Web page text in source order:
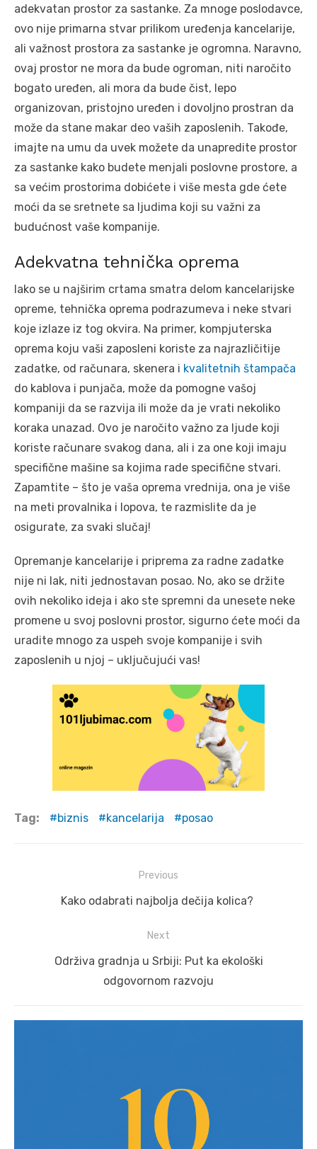
adekvatan prostor za sastanke. Za mnoge poslodavce,
ovo nije primarna stvar prilikom uređenja kancelarije,
ali važnost prostora za sastanke je ogromna. Naravno,
ovaj prostor ne mora da bude ogroman, niti naročito
bogato uređen, ali mora da bude čist, lepo
organizovan, pristojno uređen i dovoljno prostran da
može da stane makar deo vaših zaposlenih. Takođe,
imajte na umu da uvek možete da unapredite prostor
za sastanke kako budete menjali poslovne prostore, a
sa većim prostorima dobićete i više mesta gde ćete
moći da se sretnete sa ljudima koji su važni za
budućnost vaše kompanije.
Adekvatna tehnička oprema
Iako se u najširim crtama smatra delom kancelarijske
opreme, tehnička oprema podrazumeva i neke stvari
koje izlaze iz tog okvira. Na primer, kompjuterska
oprema koju vaši zaposleni koriste za najrazličitije
zadatke, od računara, skenera i kvalitetnih štampača
do kablova i punjača, može da pomogne vašoj
kompaniji da se razvija ili može da je vrati nekoliko
koraka unazad. Ovo je naročito važno za ljude koji
koriste računare svakog dana, ali i za one koji imaju
specifične mašine sa kojima rade specifične stvari.
Zapamtite – što je vaša oprema vrednija, ona je više
na meti provalnika i lopova, te razmislite da je
osigurate, za svaki slučaj!
Opremanje kancelarije i priprema za radne zadatke
nije ni lak, niti jednostavan posao. No, ako se držite
ovih nekoliko ideja i ako ste spremni da unesete neke
promene u svoj poslovni prostor, sigurno ćete moći da
uradite mnogo za uspeh svoje kompanije i svih
zaposlenih u njoj – uključujući vas!
Tag: biznis kancelarija posao
navigation
Previous
Previous
Kako odabrati najbolja dečija kolica?
Next
Održiva gradnja u Srbiji: Put ka ekološki
odgovornom razvoju